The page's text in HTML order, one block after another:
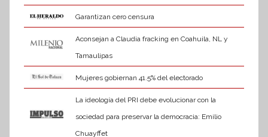
Garantizan cero censura
Aconsejan a Claudia fracking en Coahuila, NL y
Tamaulipas
Mujeres gobiernan 41.5% del electorado
La ideología del PRI debe evolucionar con la
sociedad para preservar la democracia: Emilio
Chuayffet